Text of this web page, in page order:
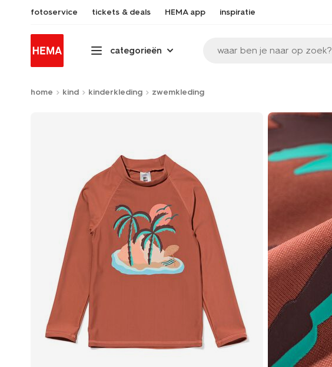
fotoservice tickets & deals HEMA app inspiratie
categorieën waar ben je naar op zoek?
home kind kinderkleding zwemkleding